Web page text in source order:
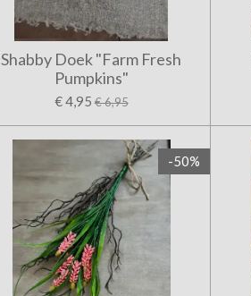
Shabby Doek "Farm Fresh
Pumpkins"
€ 4,95 € 6,95
-50%